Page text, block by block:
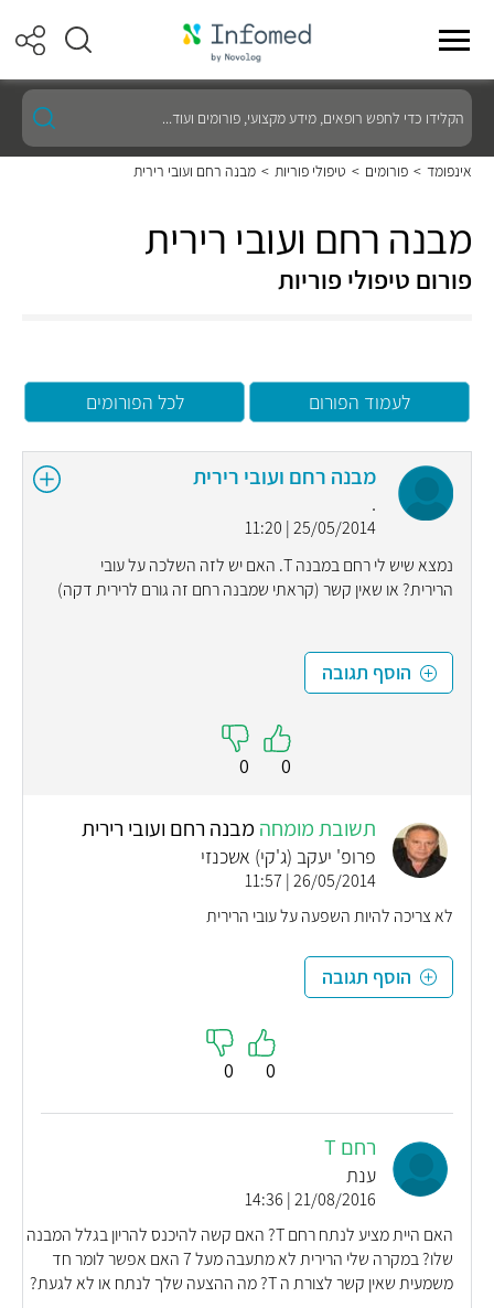
הקלידו
כדי
לחפש
רופאים,
מידע
ועוד...
אינפומד > פורומים > טיפולי פוריות > מבנה רחם ועובי רירית
מבנה רחם ועובי רירית
פורום טיפולי פוריות
לעמוד הפורום לכל הפורומים
מבנה רחם ועובי רירית
.
25/05/2014 | 11:20
נמצא שיש לי רחם במבנה T. האם יש לזה השלכה על עובי
הרירית? או שאין קשר (קראתי שמבנה רחם זה גורם לרירית דקה)
הוסף תגובה
0
0
תשובת מומחה מבנה רחם ועובי רירית
פרופ' יעקב (ג'קי) אשכנזי
26/05/2014 | 11:57
לא צריכה להיות השפעה על עובי הרירית
הוסף תגובה
0
0
רחם T
ענת
21/08/2016 | 14:36
האם היית מציע לנתח רחם T? האם קשה להיכנס להריון בגלל המבנה
שלו? במקרה שלי הרירית לא מתעבה מעל 7 האם אפשר לומר חד
משמעית שאין קשר לצורת ה T? מה ההצעה שלך לנתח או לא לגעת?